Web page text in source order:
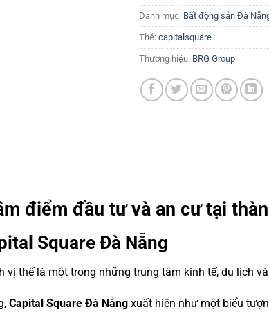
Danh mục: Bất động sản Đà
Thẻ: capitalsquare
Thương hiệu: BRG Group
điểm đầu tư và an cư tại
Square Đà Nẵng
thế là một trong những trung tâm kinh tế, du lịch
Capital Square Đà Nẵng xuất hiện như một biểu